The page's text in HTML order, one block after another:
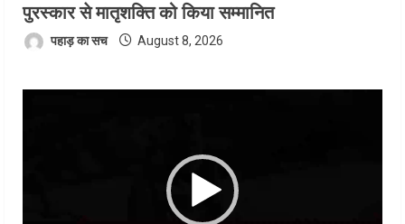
पुरस्कार से मातृशक्ति को किया सम्मानित
पहाड़ का सच August 8, 2026